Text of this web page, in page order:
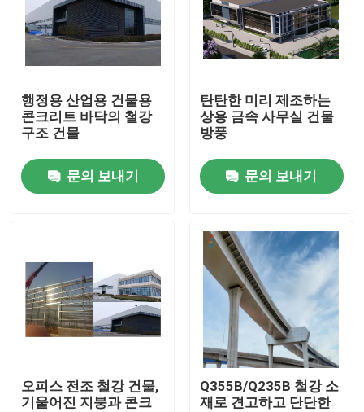
동영상
우리에 대하여
공장 여행
품질 관리
철골 구조물 저장소
가벼운 철골 구조물
행정용 산업용 건물용
콘크리트 바닥의 철강
구조 건물
문의 보내기
탄탄한 미리 제조하는
상용 금속 사무실 건물
방풍
문의 보내기
오피스 전조 철강 건물,
기울어진 지붕과 콘크
Q355B/Q235B 철강 소
재로 견고하고 단단한